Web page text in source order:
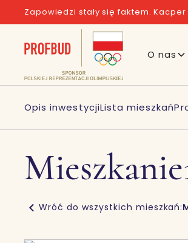
Zapowiedzi stały się faktem.
O nas
Opis inwestycjiLista mieszkań
Mieszkanie
Wróć do wszystkich mieszkań: